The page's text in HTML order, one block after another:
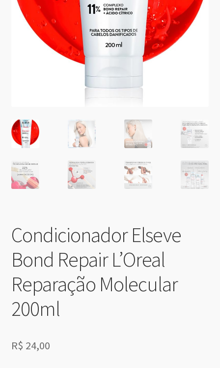
Condicionador Elseve
Bond Repair L’Oreal
Reparação Molecular
200ml
R$ 24,00